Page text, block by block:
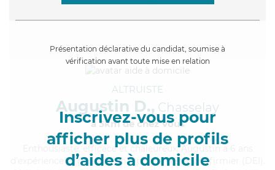
Présentation déclarative du candidat, soumise à
vérification avant toute mise en relation
Inscrivez-vous pour
afficher plus de profils
d’aides à domicile
ALTRUISTE
Augustin D., Chasselay
à 5km de chez Vous
, efficace et chaleureux, Augustin a 6 ans
d'expérience et possède un diplôme d'Etat d'infirmier (DEI).